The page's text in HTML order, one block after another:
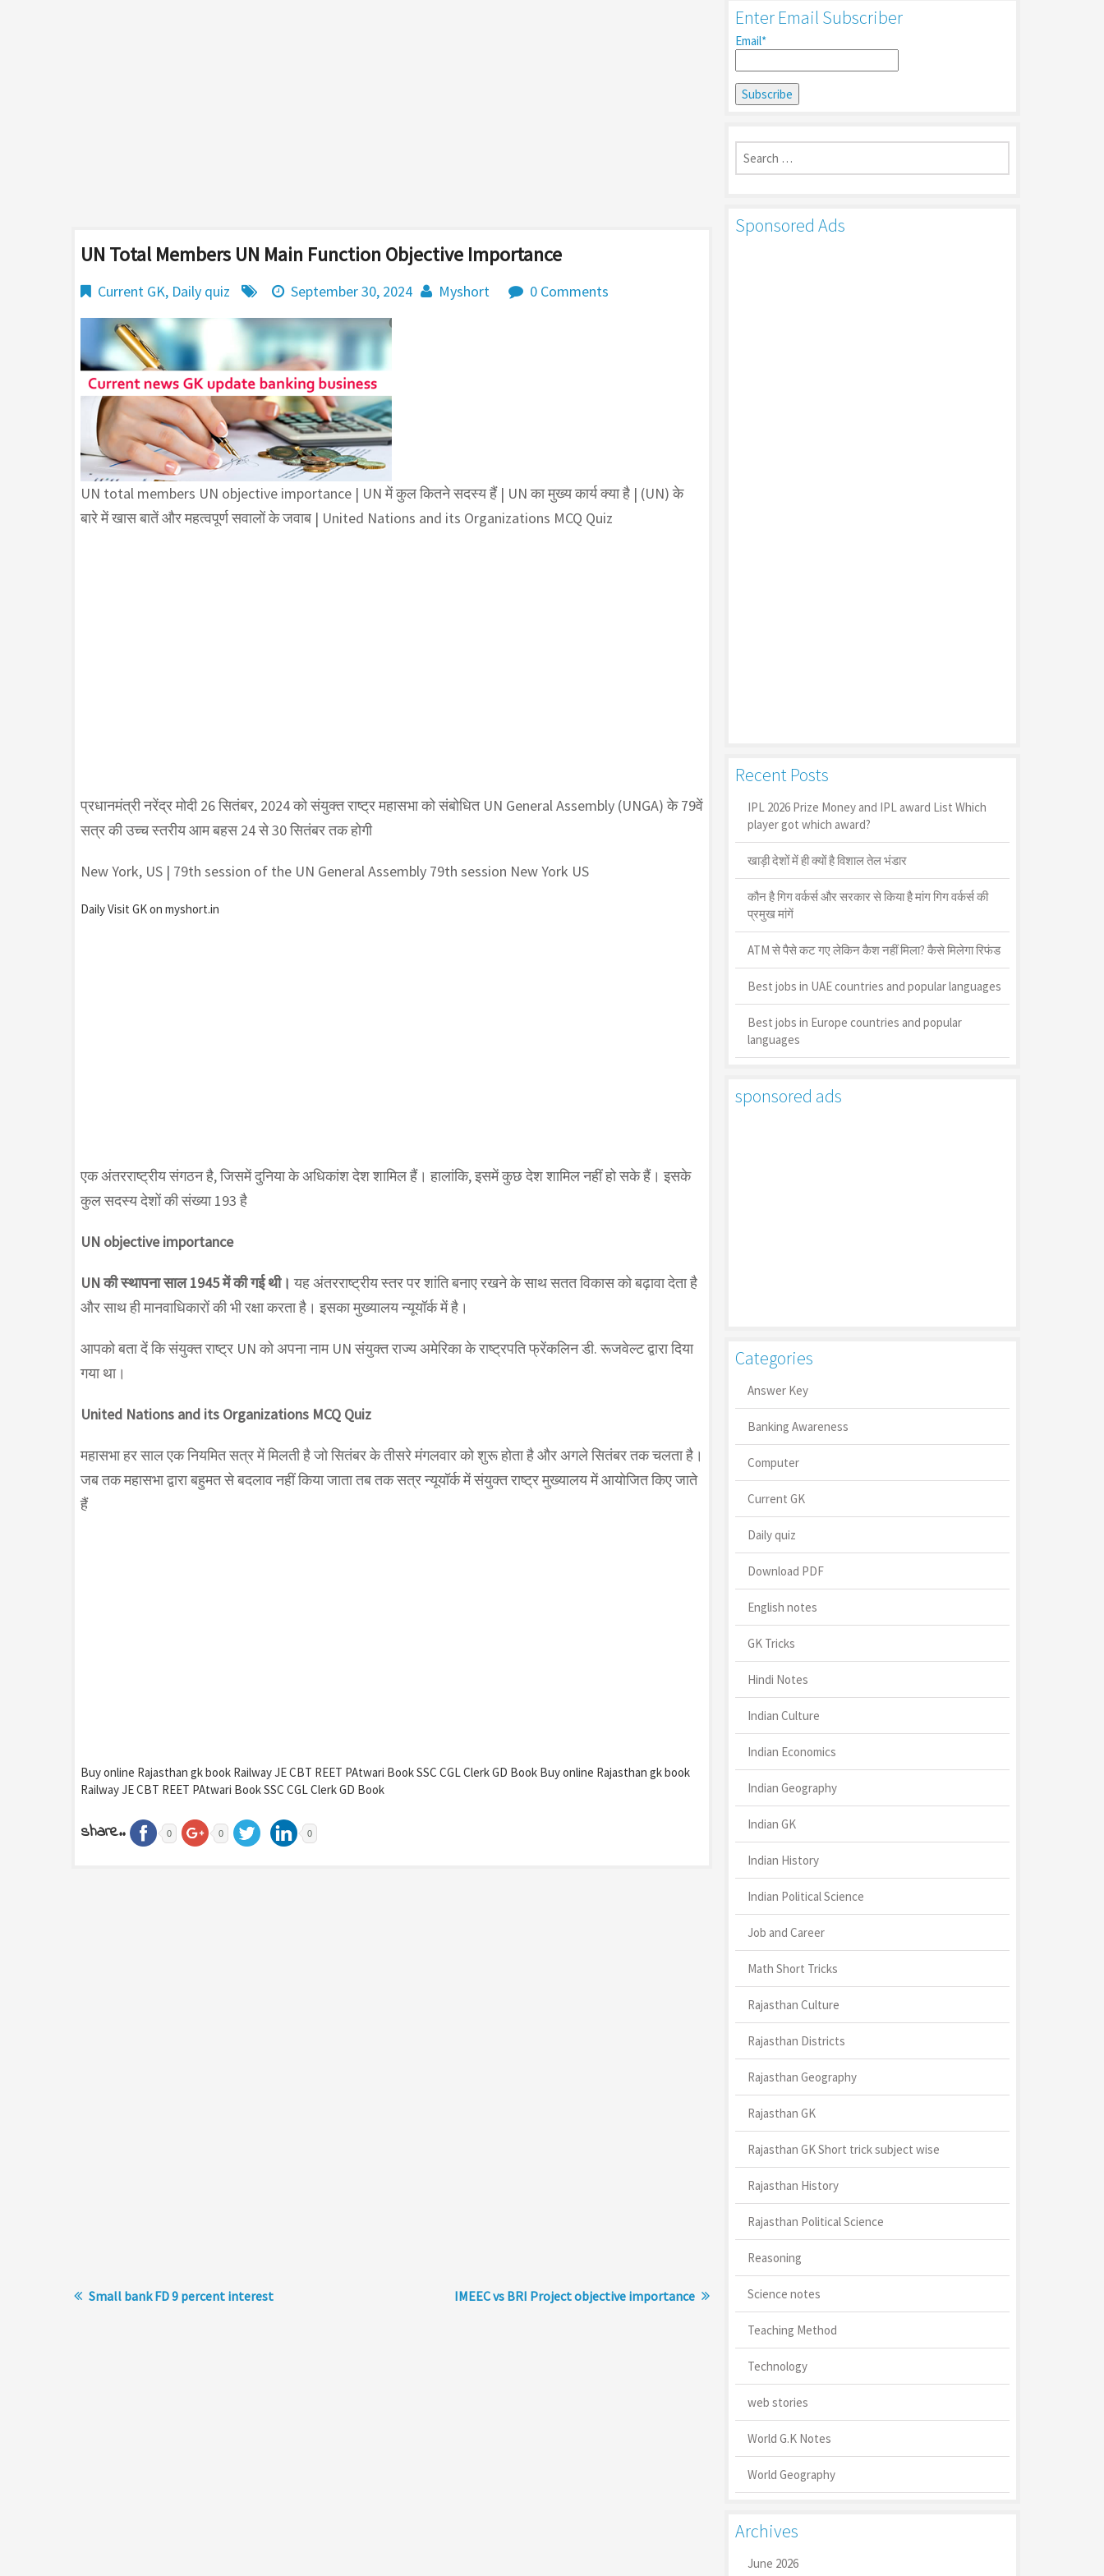
UN Total Members UN Main Function Objective Importance
Current GK, Daily quiz September 30, 2024 Myshort 0 Comments
UN total members UN objective importance | UN में कुल कितने सदस्य हैं | UN का मुख्य कार्य क्या है | (UN) के
बारे में खास बातें और महत्वपूर्ण सवालों के जवाब | United Nations and its Organizations MCQ Quiz
प्रधानमंत्री नरेंद्र मोदी 26 सितंबर, 2024 को संयुक्त राष्ट्र महासभा को संबोधित UN General Assembly (UNGA) के 79वें
सत्र की उच्च स्तरीय आम बहस 24 से 30 सितंबर तक होगी
New York, US | 79th session of the UN General Assembly 79th session New York US
Daily Visit GK on myshort.in
एक अंतरराष्ट्रीय संगठन है, जिसमें दुनिया के अधिकांश देश शामिल हैं। हालांकि, इसमें कुछ देश शामिल नहीं हो सके हैं। इसके
कुल सदस्य देशों की संख्या 193 है
UN objective importance
UN की स्थापना साल 1945 में की गई थी। यह अंतरराष्ट्रीय स्तर पर शांति बनाए रखने के साथ सतत विकास को बढ़ावा देता है
और साथ ही मानवाधिकारों की भी रक्षा करता है। इसका मुख्यालय न्यूयॉर्क में है।
आपको बता दें कि संयुक्त राष्ट्र UN को अपना नाम UN संयुक्त राज्य अमेरिका के राष्ट्रपति फ्रेंकलिन डी. रूजवेल्ट द्वारा दिया
गया था।
United Nations and its Organizations MCQ Quiz
महासभा हर साल एक नियमित सत्र में मिलती है जो सितंबर के तीसरे मंगलवार को शुरू होता है और अगले सितंबर तक चलता है।
जब तक महासभा द्वारा बहुमत से बदलाव नहीं किया जाता तब तक सत्र न्यूयॉर्क में संयुक्त राष्ट्र मुख्यालय में आयोजित किए जाते
हैं
Buy online Rajasthan gk book Railway JE CBT REET PAtwari Book SSC CGL Clerk GD Book Buy online Rajasthan gk book
Railway JE CBT REET PAtwari Book SSC CGL Clerk GD Book
share.. 0 0 0
Small bank FD 9 percent interest IMEEC vs BRI Project objective importance
Enter Email Subscriber
Email*
Search
for:
Sponsored Ads
Recent Posts
IPL 2026 Prize Money and IPL award List Which
player got which award?
खाड़ी देशों में ही क्यों है व‍िशाल तेल भंडार
कौन है गिग वर्कर्स और सरकार से किया है मांग गिग वर्कर्स की
प्रमुख मांगें
ATM से पैसे कट गए लेकिन कैश नहीं मिला? कैसे मिलेगा रिफंड
Best jobs in UAE countries and popular languages
Best jobs in Europe countries and popular
languages
sponsored ads
Categories
Answer Key
Banking Awareness
Computer
Current GK
Daily quiz
Download PDF
English notes
GK Tricks
Hindi Notes
Indian Culture
Indian Economics
Indian Geography
Indian GK
Indian History
Indian Political Science
Job and Career
Math Short Tricks
Rajasthan Culture
Rajasthan Districts
Rajasthan Geography
Rajasthan GK
Rajasthan GK Short trick subject wise
Rajasthan History
Rajasthan Political Science
Reasoning
Science notes
Teaching Method
Technology
web stories
World G.K Notes
World Geography
Archives
June 2026